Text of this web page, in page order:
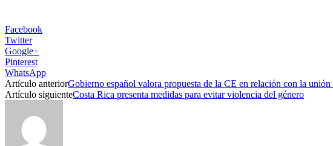
Facebook
Twitter
Google+
Pinterest
WhatsApp
Artículo anteriorGobierno español valora propuesta de la CE en relación con la unión
Artículo siguienteCosta Rica presenta medidas para evitar violencia del género